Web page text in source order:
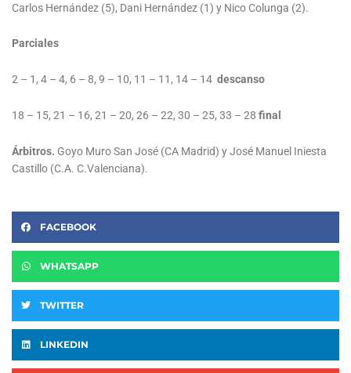
Carlos Hernández (5), Dani Hernández (1) y Nico Colunga (2).
Parciales
2 – 1, 4 – 4, 6 – 8, 9 – 10, 11 – 11, 14 – 14 descanso
18 – 15, 21 – 16, 21 – 20, 26 – 22, 30 – 25, 33 – 28 final
Árbitros. Goyo Muro San José (CA Madrid) y José Manuel Iniesta
Castillo (C.A. C.Valenciana).
FACEBOOK
WHATSAPP
TWITTER
LINKEDIN